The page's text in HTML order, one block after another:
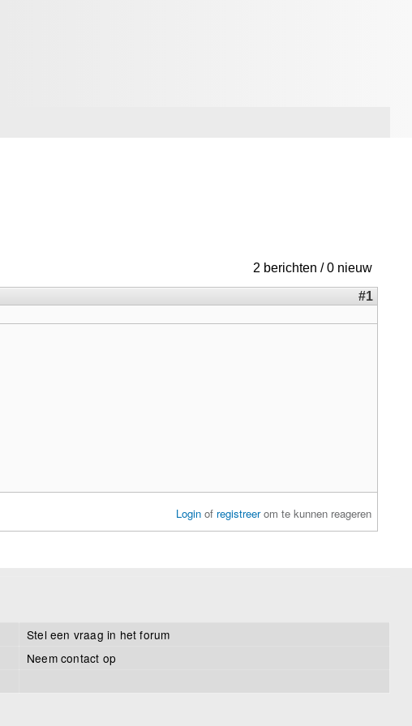
2 berichten / 0 nieuw
#1
Login of registreerom te kunnen reageren
Stel een vraag in het forum
Neem contact op